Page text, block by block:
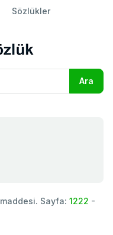
Sözlükler
maddesi. Sayfa: 1222 -